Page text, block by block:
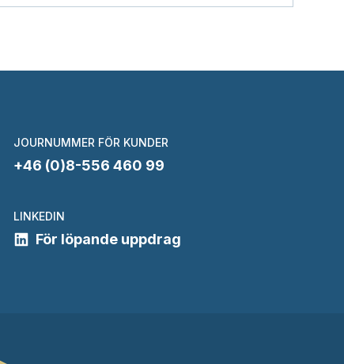
JOURNUMMER FÖR KUNDER
+46 (0)8-556 460 99
LINKEDIN
För löpande uppdrag